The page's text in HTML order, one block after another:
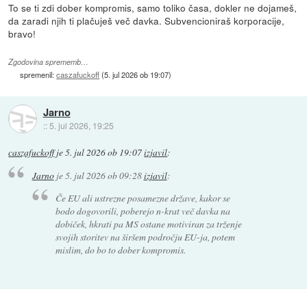
To se ti zdi dober kompromis, samo toliko časa, dokler ne dojameš,
da zaradi njih ti plačuješ več davka. Subvencioniraš korporacije,
bravo!
Zgodovina sprememb…
spremenil:caszafuckoff(5. jul 2026 ob 19:07)
Jarno
:: 5. jul 2026, 19:25
caszafuckoffje5. jul 2026 ob 19:07izjavil:
Jarnoje5. jul 2026 ob 09:28izjavil:
Če EU ali ustrezne posamezne države, kakor se
bodo dogovorili, poberejo n-krat več davka na
dobiček, hkrati pa MS ostane motiviran za trženje
svojih storitev na širšem področju EU-ja, potem
mislim, do bo to dober kompromis.